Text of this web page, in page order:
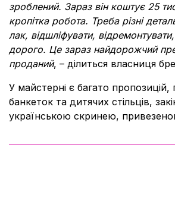
зроблений. Зараз він коштує 25
кропітка робота. Треба різні
лак, відшліфувати,
дорого. Це зараз найдорожчий
проданий, – ділиться власниця
У майстерні є багато
банкеток та дитячих стільців,
українською скринею,